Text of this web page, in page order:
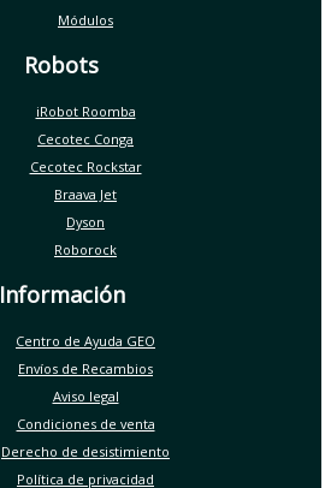
Módulos
Robots
iRobot Roomba
Cecotec Conga
Cecotec Rockstar
Braava Jet
Dyson
Roborock
Información
Centro de Ayuda GEO
Envíos de Recambios
Aviso legal
Condiciones de venta
Derecho de desistimiento
Política de privacidad